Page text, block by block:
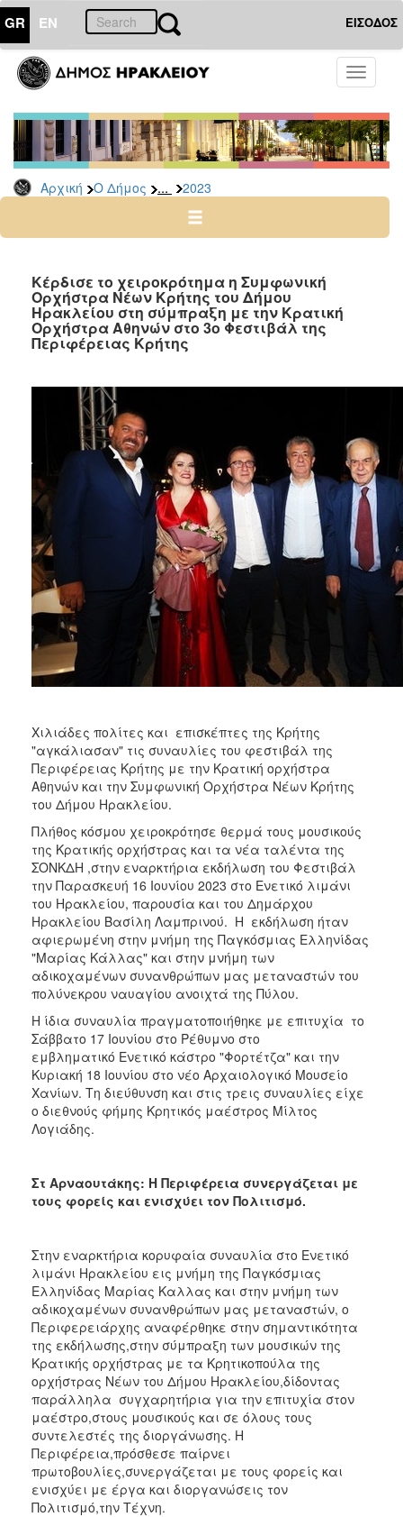
GR EN ΕΙΣΟΔΟΣ
Toggle
Αρχική Ο Δήμος ... 2023
ΔΗΜΟΣ
Δελτία
Τύπου
Αρχείο
2026
2024
2022
2021
2020
2018
2017
2010
2006
ΤΟΠΟΣ
ΠΟΛΙΤΙΣΜΟΣ
ΠΟΛΗ
Κέρδισε το χειροκρότημα η Συμφωνική
Ορχήστρα Νέων Κρήτης του Δήμου
Ηρακλείου στη σύμπραξη με την Κρατική
Ορχήστρα Αθηνών στο 3ο Φεστιβάλ της
Περιφέρειας Κρήτης
Χιλιάδες πολίτες και επισκέπτες της Κρήτης
"αγκάλιασαν" τις συναυλίες του φεστιβάλ της
Περιφέρειας Κρήτης με την Κρατική ορχήστρα
Αθηνών και την Συμφωνική Ορχήστρα Νέων Κρήτης
του Δήμου Ηρακλείου.
Πλήθος κόσμου χειροκρότησε θερμά τους μουσικούς
της Κρατικής ορχήστρας και τα νέα ταλέντα της
ΣΟΝΚΔΗ ,στην εναρκτήρια εκδήλωση του Φεστιβάλ
την Παρασκευή 16 Ιουνίου 2023 στο Ενετικό λιμάνι
του Ηρακλείου, παρουσία και του Δημάρχου
Ηρακλείου Βασίλη Λαμπρινού. Η εκδήλωση ήταν
αφιερωμένη στην μνήμη της Παγκόσμιας Ελληνίδας
"Μαρίας Κάλλας" και στην μνήμη των
αδικοχαμένων συνανθρώπων μας μεταναστών του
πολύνεκρου ναυαγίου ανοιχτά της Πύλου.
Η ίδια συναυλία πραγματοποιήθηκε με επιτυχία το
Σάββατο 17 Ιουνίου στο Ρέθυμνο στο
εμβληματικό Ενετικό κάστρο "Φορτέτζα" και την
Κυριακή 18 Ιουνίου στο νέο Αρχαιολογικό Μουσείο
Χανίων. Τη διεύθυνση και στις τρεις συναυλίες είχε
ο διεθνούς φήμης Κρητικός μαέστρος Μίλτος
Λογιάδης.
Στ Αρναουτάκης: Η Περιφέρεια συνεργάζεται με
τους φορείς και ενισχύει τον Πολιτισμό.
Στην εναρκτήρια κορυφαία συναυλία στο Ενετικό
λιμάνι Ηρακλείου εις μνήμη της Παγκόσμιας
Ελληνίδας Μαρίας Καλλας και στην μνήμη των
αδικοχαμένων συνανθρώπων μας μεταναστών, ο
Περιφερειάρχης αναφέρθηκε στην σημαντικότητα
της εκδήλωσης,στην σύμπραξη των μουσικών της
Κρατικής ορχήστρας με τα Κρητικοπούλα της
ορχήστρας Νέων του Δήμου Ηρακλείου,δίδοντας
παράλληλα συγχαρητήρια για την επιτυχία στον
μαέστρο,στους μουσικούς και σε όλους τους
συντελεστές της διοργάνωσης. Η
Περιφέρεια,πρόσθεσε παίρνει
πρωτοβουλίες,συνεργάζεται με τους φορείς και
ενισχύει με έργα και διοργανώσεις τον
Πολιτισμό,την Τέχνη.